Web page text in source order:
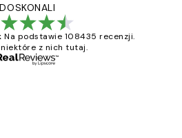
DOSKONALI
Na podstawie 108435 recenzji.
z nich tutaj.